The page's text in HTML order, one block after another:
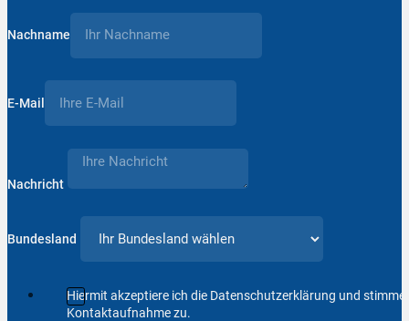
Nachname
E-Mail
Nachricht
Bundesland
Hiermit akzeptiere ich die Datenschutzerklärung und
Kontaktaufnahme zu.